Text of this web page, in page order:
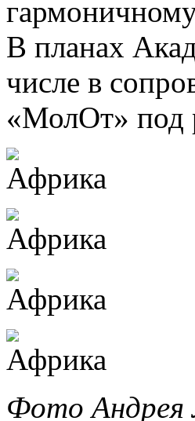
В планах
числе в
«МолОт» под
Фото